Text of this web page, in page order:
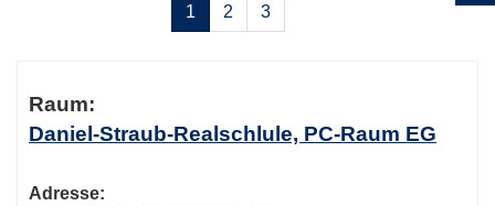
1
2 3
Raum:
Daniel-Straub-Realschlule, PC-Raum EG
Adresse: